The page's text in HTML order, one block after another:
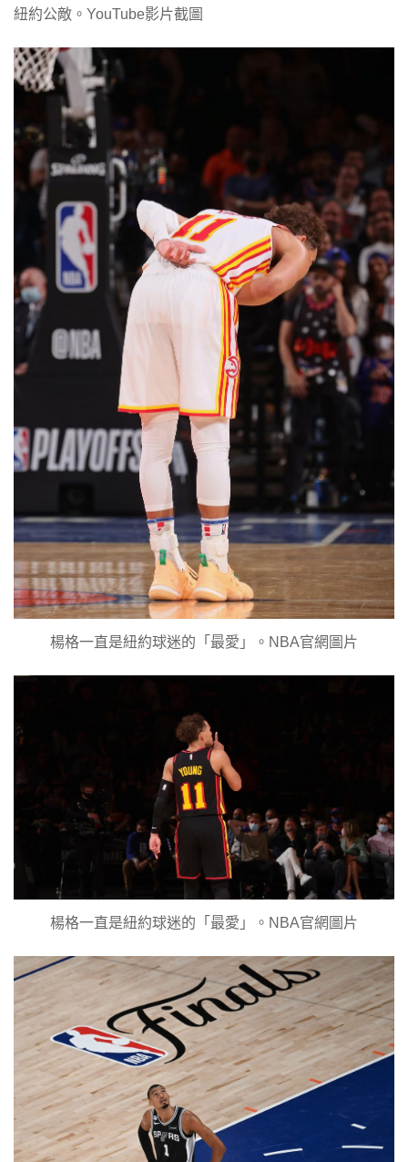
紐約公敵。YouTube影片截圖
楊格一直是紐約球迷的「最愛」。NBA官網圖片
楊格一直是紐約球迷的「最愛」。NBA官網圖片